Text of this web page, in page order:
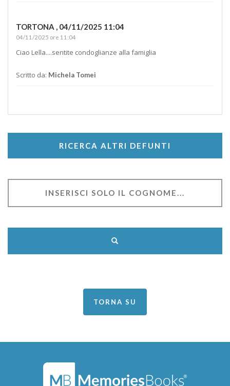
TORTONA , 04/11/2025 11:04
04/11/2025 ore 11:04
Ciao Lella....sentite condoglianze alla famiglia
Scritto da: Michela Tomei
RICERCA ALTRI DEFUNTI
TORNA SU